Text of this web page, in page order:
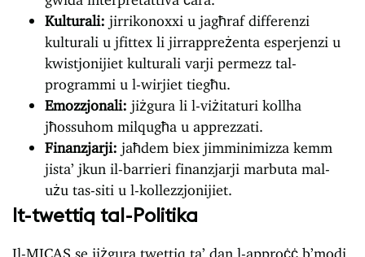
Kulturali: jirrikonoxxi u jagħraf differenzi
kulturali u jfittex li jirrappreżenta esperjenzi u
kwistjonijiet kulturali varji permezz tal-
programmi u l-wirjiet tiegħu.
Emozzjonali: jiżgura li l-viżitaturi kollha
jħossuhom milqugħa u apprezzati.
Finanzjarji: jaħdem biex jimminimizza kemm
jista’ jkun il-barrieri finanzjarji marbuta mal-
użu tas-siti u l-kollezzjonijiet.
It-twettiq tal-Politika
Il-MICAS se jiżgura twettiq ta’ dan l-approċċ b’modi